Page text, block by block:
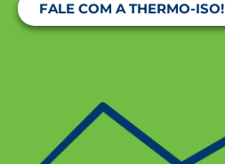
FALE COM A THERMO-ISO!